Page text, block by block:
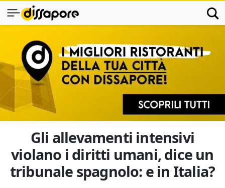
Gli allevamenti intensivi
violano i diritti umani, dice un
tribunale spagnolo: e in Italia?